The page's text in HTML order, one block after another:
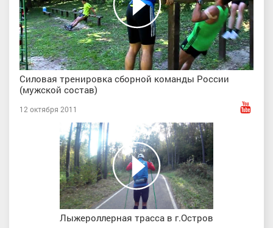
Силовая тренировка сборной команды России
(мужской состав)
12 октября 2011
Лыжероллерная трасса в г.Остров